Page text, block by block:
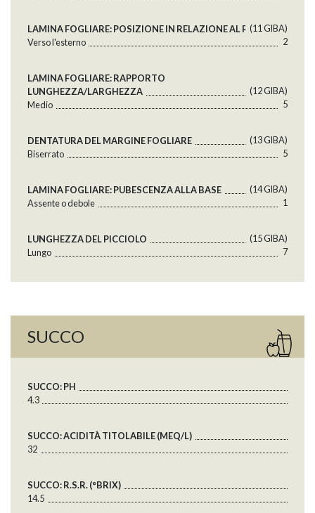
LAMINA FOGLIARE: POSIZIONE IN RELAZIONE AL RAMO
(11 GlBA)
Verso l'esterno
2
LAMINA FOGLIARE: RAPPORTO
LUNGHEZZA/LARGHEZZA
(12 GlBA)
Medio
5
DENTATURA DEL MARGINE FOGLIARE
(13 GlBA)
Biserrato
5
LAMINA FOGLIARE: PUBESCENZA ALLA BASE
(14 GlBA)
Assente o debole
1
LUNGHEZZA DEL PICCIOLO
(15 GlBA)
Lungo
7
SUCCO
SUCCO: PH
4.3
SUCCO: ACIDITÀ TITOLABILE (MEQ/L)
32
SUCCO: R.S.R. (°BRIX)
14.5